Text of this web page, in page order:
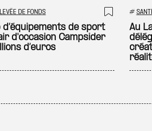
sélection
LEVÉE DE FONDS
Ajouter
d’équipements de sport
d'occasion Campsider
d’euros
#
Au